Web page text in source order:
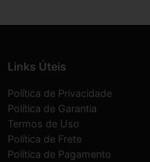
Links Úteis
Política de Privacidade
Política de Garantia
Termos de Uso
Política de Frete
Política de Pagamento